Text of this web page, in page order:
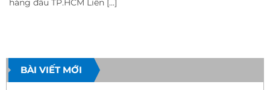
hàng đầu TP.HCM Liên [...]
BÀI VIẾT MỚI